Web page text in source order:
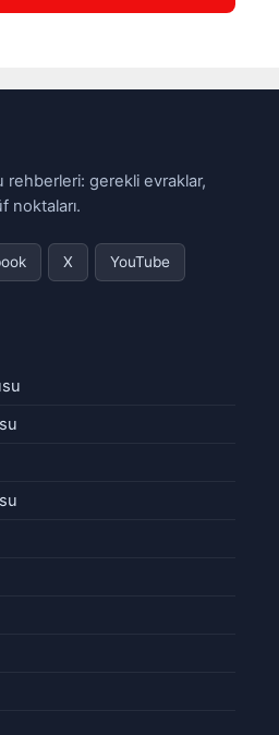
rehberleri: gerekli evraklar,
noktaları.
X YouTube